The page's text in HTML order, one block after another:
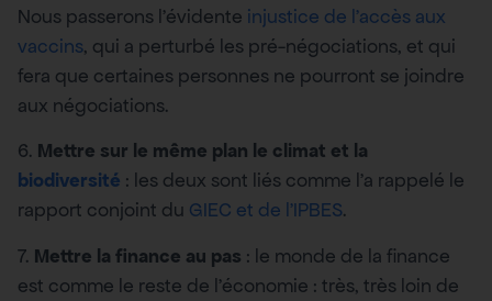
Nous passerons l’évidente injustice de l’accès aux
vaccins, qui a perturbé les pré-négociations, et qui
fera que certaines personnes ne pourront se joindre
aux négociations.
6. Mettre sur le même plan le climat et la
biodiversité : les deux sont liés comme l’a rappelé le
rapport conjoint du GIEC et de l’IPBES.
7. Mettre la finance au pas : le monde de la finance
est comme le reste de l’économie : très, très loin de